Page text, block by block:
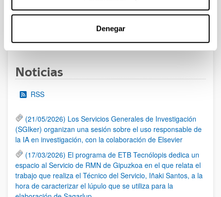
Denegar
Páginas intermedias Use
Noticias
RSS
(21/05/2026) Los Servicios Generales de Investigación
(SGIker) organizan una sesión sobre el uso responsable de
la IA en investigación, con la colaboración de Elsevier
(17/03/2026) El programa de ETB Tecnólopis dedica un
espacio al Servicio de RMN de Gipuzkoa en el que relata el
trabajo que realiza el Técnico del Servicio, Iñaki Santos, a la
hora de caracterizar el lúpulo que se utiliza para la